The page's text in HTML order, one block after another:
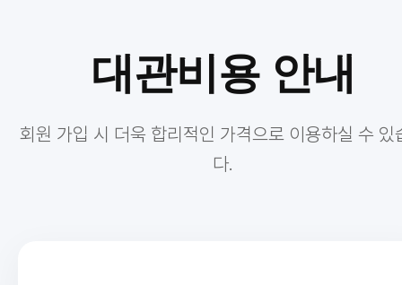
대관비용 안내
회원 가입 시 더욱 합리적인 가격으로 이용하실 수 있
다.